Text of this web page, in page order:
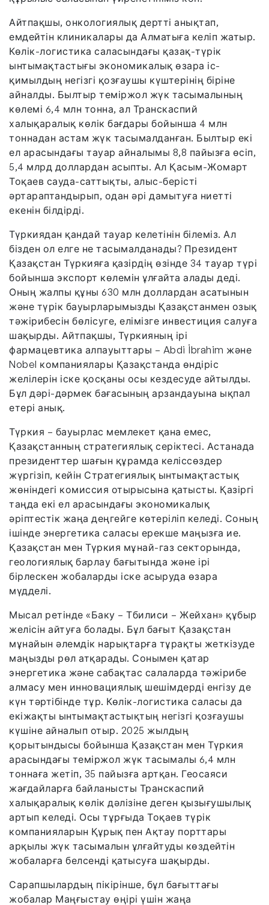
Айтпақшы, онкологиялық дертті анықтап,
емдейтін клиникалары да Алматыға келіп жатыр.
Көлік-логистика саласындағы қазақ-түрік
ынтымақтастығы экономикалық өзара іс-
қимылдың негізгі қозғаушы күштерінің біріне
айналды. Былтыр теміржол жүк тасымалының
көлемі 6,4 млн тонна, ал Транскаспий
халықаралық көлік бағдары бойынша 4 млн
тоннадан астам жүк тасымалданған. Былтыр екі
ел арасындағы тауар айналымы 8,8 пайызға өсіп,
5,4 млрд доллардан асыпты. Ал Қасым-Жомарт
Тоқаев сауда-саттықты, алыс-берісті
әртараптандырып, одан әрі дамытуға ниетті
екенін білдірді.
Түркиядан қандай тауар келетінін білеміз. Ал
бізден ол елге не тасымалданады? Президент
Қазақстан Түркияға қазірдің өзінде 34 тауар түрі
бойынша экспорт көлемін ұлғайта алады деді.
Оның жалпы құны 630 млн доллардан асатынын
және түрік бауырларымызды Қазақстанмен озық
тәжірибесін бөлісуге, елімізге инвестиция салуға
шақырды. Айтпақшы, Түркияның ірі
фармацевтика алпауыттары – Abdi İbrahim және
Nobel компаниялары Қазақстанда өндіріс
желілерін іске қосқаны осы кездесуде айтылды.
Бұл дәрі-дәрмек бағасының арзандауына ықпал
етері анық.
Түркия – бауырлас мемлекет қана емес,
Қазақстанның стратегиялық серіктесі. Астанада
президенттер шағын құрамда келіссөздер
жүргізіп, кейін Стратегиялық ынтымақтастық
жөніндегі комиссия отырысына қатысты. Қазіргі
таңда екі ел арасындағы экономикалық
әріптестік жаңа деңгейге көтеріліп келеді. Соның
ішінде энергетика саласы ерекше маңызға ие.
Қазақстан мен Түркия мұнай-газ секторында,
геологиялық барлау бағытында және ірі
бірлескен жобаларды іске асыруда өзара
мүдделі.
Мысал ретінде «Баку – Тбилиси – Жейхан» құбыр
желісін айтуға болады. Бұл бағыт Қазақстан
мұнайын әлемдік нарықтарға тұрақты жеткізуде
маңызды рөл атқарады. Сонымен қатар
энергетика және сабақтас салаларда тәжірибе
алмасу мен инновациялық шешімдерді енгізу де
күн тәртібінде тұр. Көлік-логистика саласы да
екіжақты ынтымақтастықтың негізгі қозғаушы
күшіне айналып отыр. 2025 жылдың
қорытындысы бойынша Қазақстан мен Түркия
арасындағы теміржол жүк тасымалы 6,4 млн
тоннаға жетіп, 35 пайызға артқан. Геосаяси
жағдайларға байланысты Транскаспий
халықаралық көлік дәлізіне деген қызығушылық
артып келеді. Осы тұрғыда Тоқаев түрік
компанияларын Құрық пен Ақтау порттары
арқылы жүк тасымалын ұлғайтуды көздейтін
жобаларға белсенді қатысуға шақырды.
Сарапшылардың пікірінше, бұл бағыттағы
жобалар Маңғыстау өңірі үшін жаңа